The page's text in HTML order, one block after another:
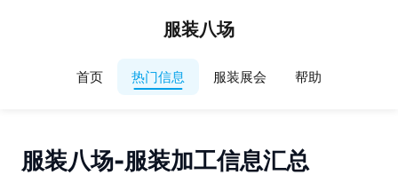
服装八场
首页 热门信息 服装展会 帮助
服装八场-服装加工信息汇总